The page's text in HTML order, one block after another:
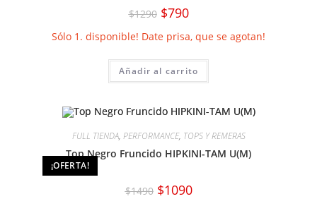
$1290 El
precio
original
era:
$790El
precio
es:
Sólo 1. disponible! Date prisa, que se agotan!
Añadir al carrito
¡OFERTA!
FULL TIENDA, PERFORMANCE, TOPS Y REMERAS
Top Negro Fruncido HIPKINI-TAM U(M)
$1490 El
precio
$1090El
precio